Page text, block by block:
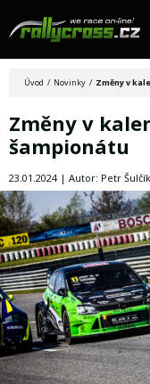
Úvod / Novinky / Změny v
Změny v
šampionátu
23.01.2024 | Autor: Petr Šulčík